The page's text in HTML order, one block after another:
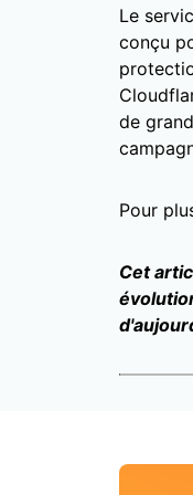
Le
conçu
de
Pour
Cet